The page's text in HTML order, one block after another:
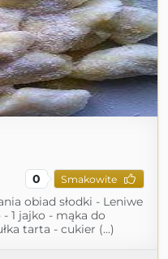
0 Smakowite
obiad słodki - Leniwe
- 1 jajko - mąka do
tarta - cukier (...)